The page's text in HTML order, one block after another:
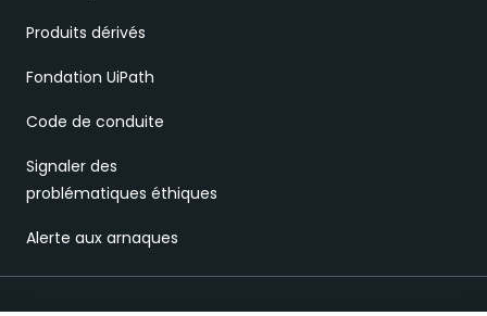
Produits dérivés
Fondation UiPath
Code de conduite
Signaler des
problématiques éthiques
Alerte aux arnaques